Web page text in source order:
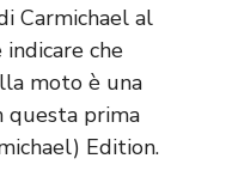
Carmichael al
che
moto è una
questa prima
Edition.